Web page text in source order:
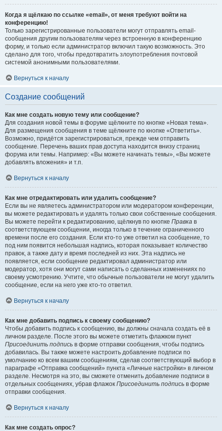
Когда я щёлкаю по ссылке «email», от меня требуют войти на
конференцию!
Только зарегистрированные пользователи могут отправлять email-
сообщения другим пользователям через встроенную в конференцию
форму, и только если администратор включил такую возможность. Это
сделано для того, чтобы предотвратить злоупотребления почтовой
системой анонимными пользователями.
Вернуться к началу
Создание сообщений
Как мне создать новую тему или сообщение?
Для создания новой темы в форуме щёлкните по кнопке «Новая тема».
Для размещения сообщения в теме щёлкните по кнопке «Ответить».
Возможно, придётся зарегистрироваться, прежде чем отправить
сообщение. Перечень ваших прав доступа находится внизу страниц
форума или темы. Например: «Вы можете начинать темы», «Вы можете
добавлять вложения» и т.п.
Вернуться к началу
Как мне отредактировать или удалить сообщение?
Если вы не являетесь администратором или модератором конференции,
вы можете редактировать и удалять только свои собственные сообщения.
Вы можете перейти к редактированию, щёлкнув по кнопке Правка в
соответствующем сообщении, иногда только в течение ограниченного
времени после его создания. Если кто-то уже ответил на сообщение, то
под ним появится небольшая надпись, которая показывает количество
правок, а также дату и время последней из них. Эта надпись не
появляется, если сообщение редактировал администратор или
модератор, хотя они могут сами написать о сделанных изменениях по
своему усмотрению. Учтите, что обычные пользователи не могут удалить
сообщение, если на него уже кто-то ответил.
Вернуться к началу
Как мне добавить подпись к своему сообщению?
Чтобы добавить подпись к сообщению, вы должны сначала создать её в
личном разделе. После этого вы можете отметить флажком пункт
Присоединить подпись в форме отправки сообщения, чтобы подпись
добавилась. Вы также можете настроить добавление подписи по
умолчанию ко всем вашим сообщениям, сделав соответствующий выбор в
параграфе «Отправка сообщений» пункта «Личные настройки» в личном
разделе. Несмотря на это, вы сможете отменить добавление подписи в
отдельных сообщениях, убрав флажок Присоединить подпись в форме
отправки сообщения.
Вернуться к началу
Как мне создать опрос?